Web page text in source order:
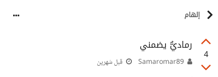
إلهام
4
رماديٌّ يضمني
قبل شهرين